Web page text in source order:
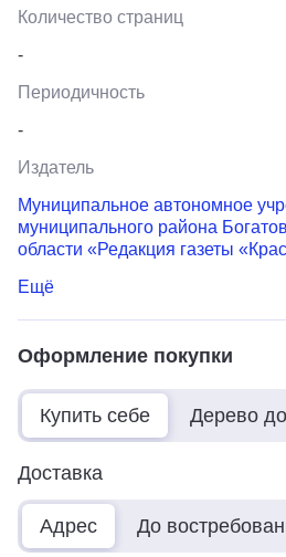
Количество страниц
-
Периодичность
-
Издатель
Муниципальное автономное
муниципального района
области «Редакция газеты
Ещё
Оформление покупки
Купить себе Дерево
Доставка
Адрес До